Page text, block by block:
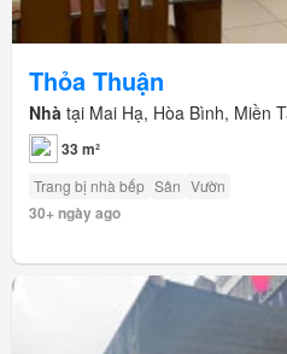
Thỏa Thuận
Nhà tại Mai Hạ, Hòa Bình, Miền
33 m²
Trang bị nhà bếp Sân Vườn
30+ ngày ago